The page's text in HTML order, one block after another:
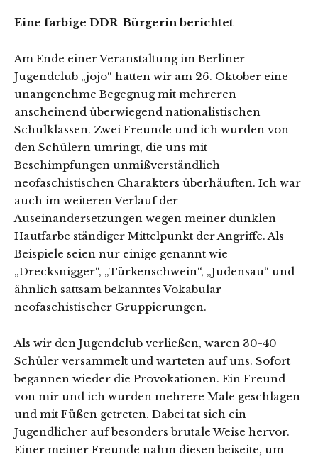
Eine farbige DDR-Bürgerin berichtet
Am Ende einer Veranstaltung im Berliner
Jugendclub „jojo“ hatten wir am 26. Oktober eine
unangenehme Begegnug mit mehreren
anscheinend überwiegend nationalistischen
Schulklassen. Zwei Freunde und ich wurden von
den Schülern umringt, die uns mit
Beschimpfungen unmißverständlich
neofaschistischen Charakters überhäuften. Ich war
auch im weiteren Verlauf der
Auseinandersetzungen wegen meiner dunklen
Hautfarbe ständiger Mittelpunkt der Angriffe. Als
Beispiele seien nur einige genannt wie
„Drecksnigger“, „Türkenschwein“, „Judensau“ und
ähnlich sattsam bekanntes Vokabular
neofaschistischer Gruppierungen.
Als wir den Jugendclub verließen, waren 30-40
Schüler versammelt und warteten auf uns. Sofort
begannen wieder die Provokationen. Ein Freund
von mir und ich wurden mehrere Male geschlagen
und mit Füßen getreten. Dabei tat sich ein
Jugendlicher auf besonders brutale Weise hervor.
Einer meiner Freunde nahm diesen beiseite, um